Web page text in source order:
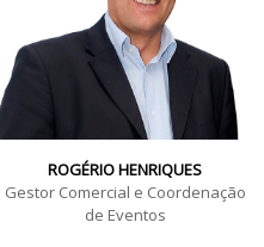
ROGÉRIO HENRIQUES
Gestor Comercial e Coordenação
de Eventos